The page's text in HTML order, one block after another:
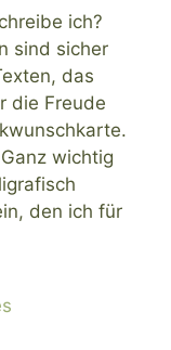
ich?
sind sicher
das
die Freude
wichtig
den ich für